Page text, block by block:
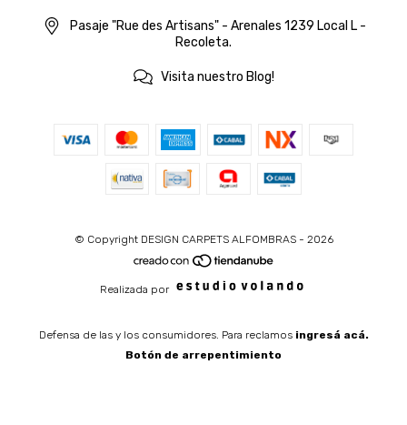
Pasaje "Rue des Artisans" - Arenales 1239 Local L -
Recoleta.
Visita nuestro Blog!
© Copyright DESIGN CARPETS ALFOMBRAS - 2026
Realizada por
Defensa de las y los consumidores. Para reclamos ingresá acá.
Botón de arrepentimiento